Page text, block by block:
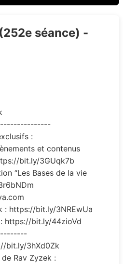
séance) -
:
et contenus
bit.ly/3GUqk7b
“Les Bases de la vie
: https://bit.ly/3NREwUa
https://bit.ly/44zioVd
bit.ly/3hXd0Zk
Rav Zyzek :